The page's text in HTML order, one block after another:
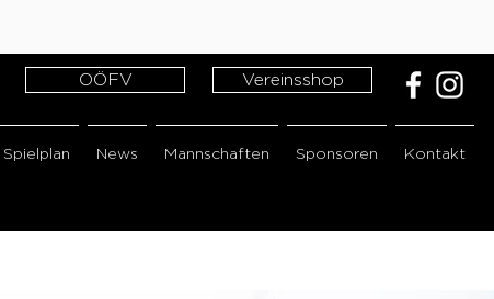
OÖFV Vereinsshop
Spielplan News Mannschaften Sponsoren Kontakt